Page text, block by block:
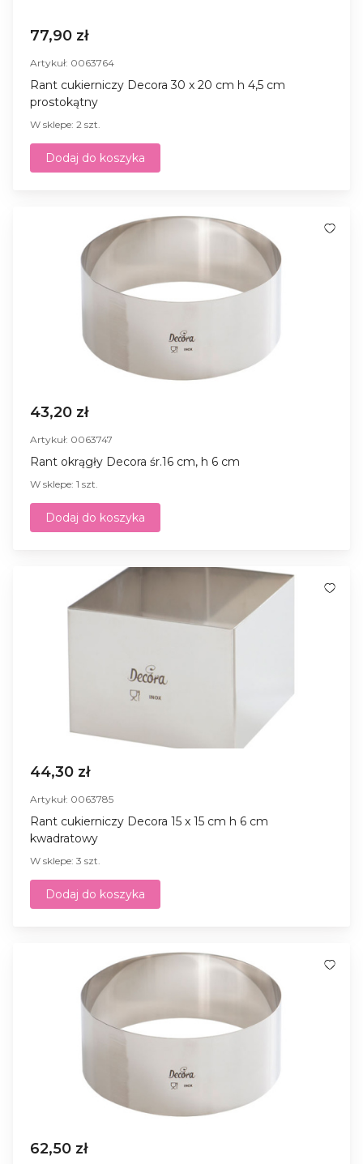
77,90 zł
Artykuł: 0063764
Rant cukierniczy Decora 30 x 20 cm h 4,5 cm
prostokątny
W sklepe: 2 szt.
Dodaj do koszyka
43,20 zł
Artykuł: 0063747
Rant okrągły Decora śr.16 cm, h 6 cm
W sklepe: 1 szt.
Dodaj do koszyka
44,30 zł
Artykuł: 0063785
Rant cukierniczy Decora 15 x 15 cm h 6 cm
kwadratowy
W sklepe: 3 szt.
Dodaj do koszyka
62,50 zł